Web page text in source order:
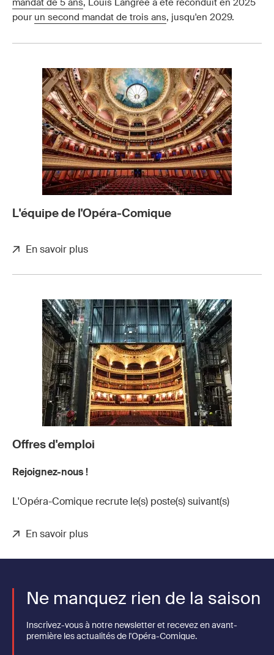
mandat de 5 ans, Louis Langrée a été reconduit en 2025
pour un second mandat de trois ans, jusqu'en 2029.
L'équipe de l'Opéra-Comique
En savoir plus
Offres d'emploi
Rejoignez-nous !
L'Opéra-Comique recrute le(s) poste(s) suivant(s)
En savoir plus
Ne manquez rien de la saison
Inscrivez-vous à notre newsletter et recevez en avant-
première les actualités de l'Opéra-Comique.